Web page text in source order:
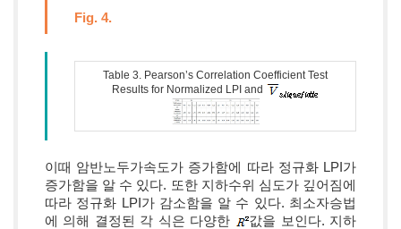
Fig. 4.
Table 3. Pearson’s Correlation Coefficient Test
Results for Normalized LPI and
이때 암반노두가속도가 증가함에 따라 정규화 LPI가
증가함을 알 수 있다. 또한 지하수위 심도가 깊어짐에
따라 정규화 LPI가 감소함을 알 수 있다. 최소자승법
에 의해 결정된 각 식은 다양한
값을 보인다. 지하